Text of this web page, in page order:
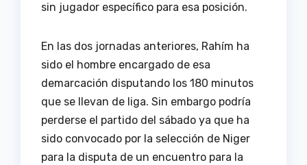
sin jugador específico para esa posición.
En las dos jornadas anteriores, Rahím ha
sido el hombre encargado de esa
demarcación disputando los 180 minutos
que se llevan de liga. Sin embargo podría
perderse el partido del sábado ya que ha
sido convocado por la selección de Niger
para la disputa de un encuentro para la